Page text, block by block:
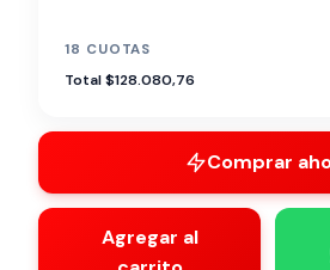
18 CUOTAS
Total $128.080,76
Comprar
Agregar al